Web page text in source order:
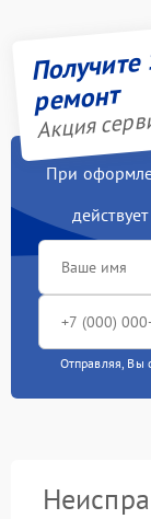
ремонт
Акция
При
Отправляя, Вы